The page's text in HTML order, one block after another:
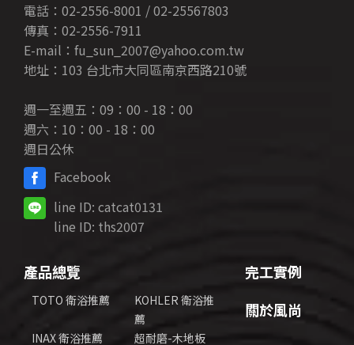
電話：02-2556-8001 / 02-25567803
傳真：02-2556-7911
E-mail：fu_sun_2007@yahoo.com.tw
地址：103 台北市大同區南京西路210號
週一至週五：09：00 - 18：00
週六：10：00 - 18：00
週日公休
Facebook
line ID: catcat0131
line ID: ths2007
產品總覽
TOTO 衛浴推薦
KOHLER 衛浴推
薦
INAX 衛浴推薦
超耐磨-木地板
完工實例
關於風尚